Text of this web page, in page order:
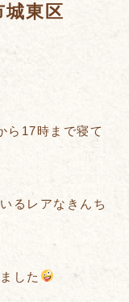
城東区
ら17時まで寝て
るレアなきんち
した